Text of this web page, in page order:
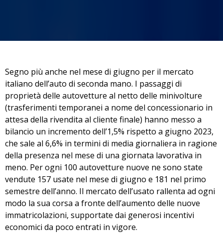
Segno più anche nel mese di giugno per il mercato
italiano dell’auto di seconda mano. I passaggi di
proprietà delle autovetture al netto delle minivolture
(trasferimenti temporanei a nome del concessionario in
attesa della rivendita al cliente finale) hanno messo a
bilancio un incremento dell’1,5% rispetto a giugno 2023,
che sale al 6,6% in termini di media giornaliera in ragione
della presenza nel mese di una giornata lavorativa in
meno. Per ogni 100 autovetture nuove ne sono state
vendute 157 usate nel mese di giugno e 181 nel primo
semestre dell’anno. Il mercato dell’usato rallenta ad ogni
modo la sua corsa a fronte dell’aumento delle nuove
immatricolazioni, supportate dai generosi incentivi
economici da poco entrati in vigore.